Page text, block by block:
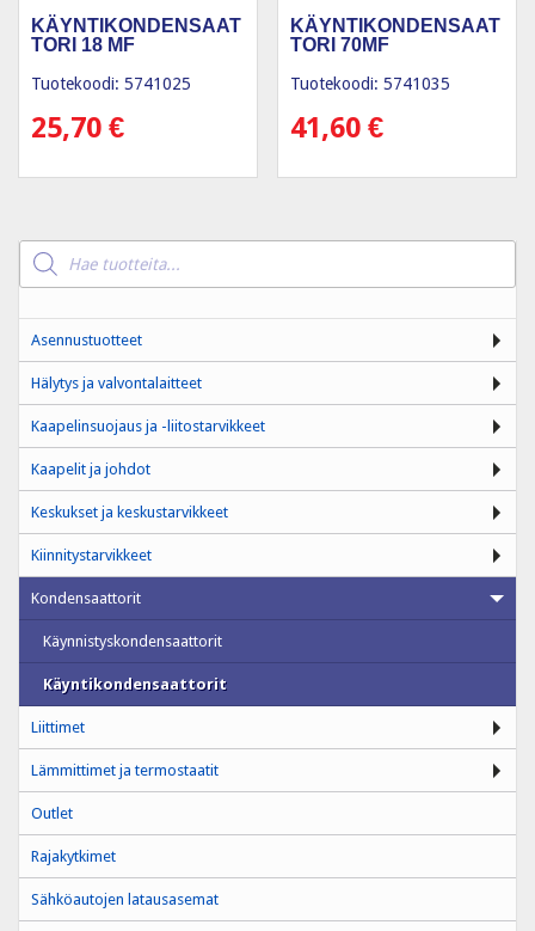
KÄYNTIKONDENSAAT
TORI 18 ΜF
Tuotekoodi: 5741025
25,70 €
KÄYNTIKONDENSAAT
TORI 70ΜF
Tuotekoodi: 5741035
41,60€
Products
search
Asennustuotteet
Hälytys ja valvontalaitteet
Kaapelinsuojaus ja -liitostarvikkeet
Kaapelit ja johdot
Keskukset ja keskustarvikkeet
Kiinnitystarvikkeet
Kondensaattorit
Käynnistyskondensaattorit
Käyntikondensaattorit
Liittimet
Lämmittimet ja termostaatit
Outlet
Rajakytkimet
Sähköautojen latausasemat